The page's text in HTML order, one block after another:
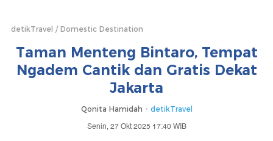
detikTravel Domestic Destination
Taman Menteng Bintaro, Tempat
Ngadem Cantik dan Gratis Dekat
Jakarta
Qonita Hamidah - detikTravel
Senin, 27 Okt 2025 17:40 WIB